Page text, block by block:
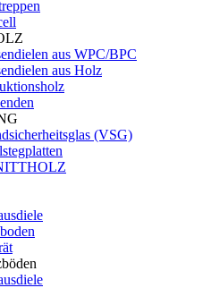
aus WPC/BPC
aus Holz
(VSG)